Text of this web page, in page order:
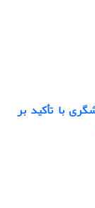
با تأکید بر